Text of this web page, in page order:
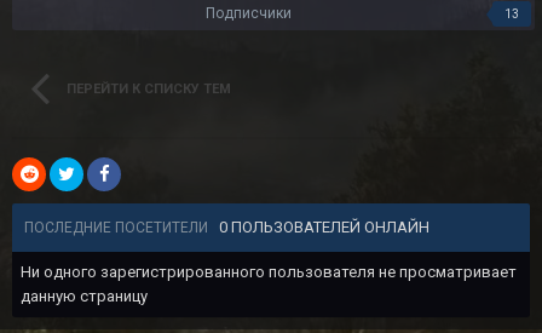
Подписчики 13
ПЕРЕЙТИ К СПИСКУ ТЕМ
ПОСЛЕДНИЕ ПОСЕТИТЕЛИ 0 ПОЛЬЗОВАТЕЛЕЙ ОНЛАЙН
Ни одного зарегистрированного пользователя не просматривает
данную страницу